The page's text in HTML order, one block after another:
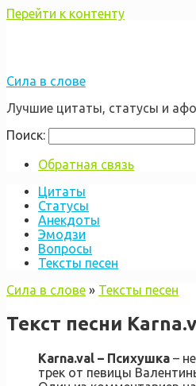
Перейти к контенту
Сила в слове
Лучшие цитаты, статусы и
Поиск:
Обратная связь
Цитаты
Статусы
Анекдоты
Эмодзи
Вопросы
Тексты песен
Сила в слове » Тексты песен
Текст песни
Karna.val – Психушка –
трек от певицы